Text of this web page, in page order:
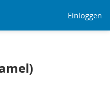
Einloggen